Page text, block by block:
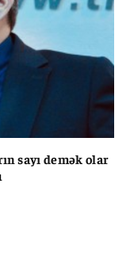
sayı demək olar